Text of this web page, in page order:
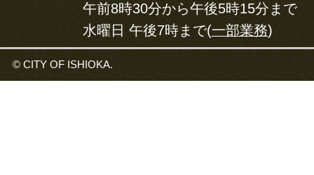
午前8時30分から午後5時15分まで
水曜日 午後7時まで(一部業務)
© CITY OF ISHIOKA.